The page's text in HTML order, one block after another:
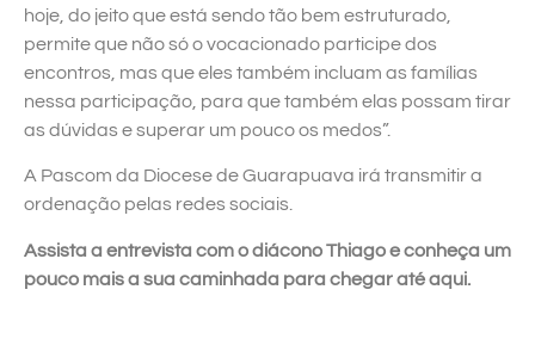
hoje, do jeito que está sendo tão bem estruturado,
permite que não só o vocacionado participe dos
encontros, mas que eles também incluam as famílias
nessa participação, para que também elas possam tirar
as dúvidas e superar um pouco os medos”.
A Pascom da Diocese de Guarapuava irá transmitir a
ordenação pelas redes sociais.
Assista a entrevista com o diácono Thiago e conheça um
pouco mais a sua caminhada para chegar até aqui.